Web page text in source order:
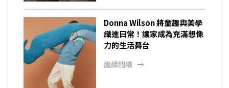
Donna Wilson 將童趣與美學
織進日常！讓家成為充滿想像
力的生活舞台
繼續閱讀